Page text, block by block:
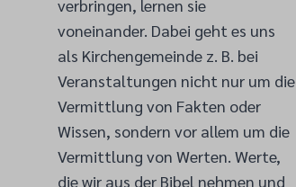
verbringen, lernen sie
voneinander. Dabei geht es uns
als Kirchengemeinde z. B. bei
Veranstaltungen nicht nur um die
Vermittlung von Fakten oder
Wissen, sondern vor allem um die
Vermittlung von Werten. Werte,
die wir aus der Bibel nehmen und